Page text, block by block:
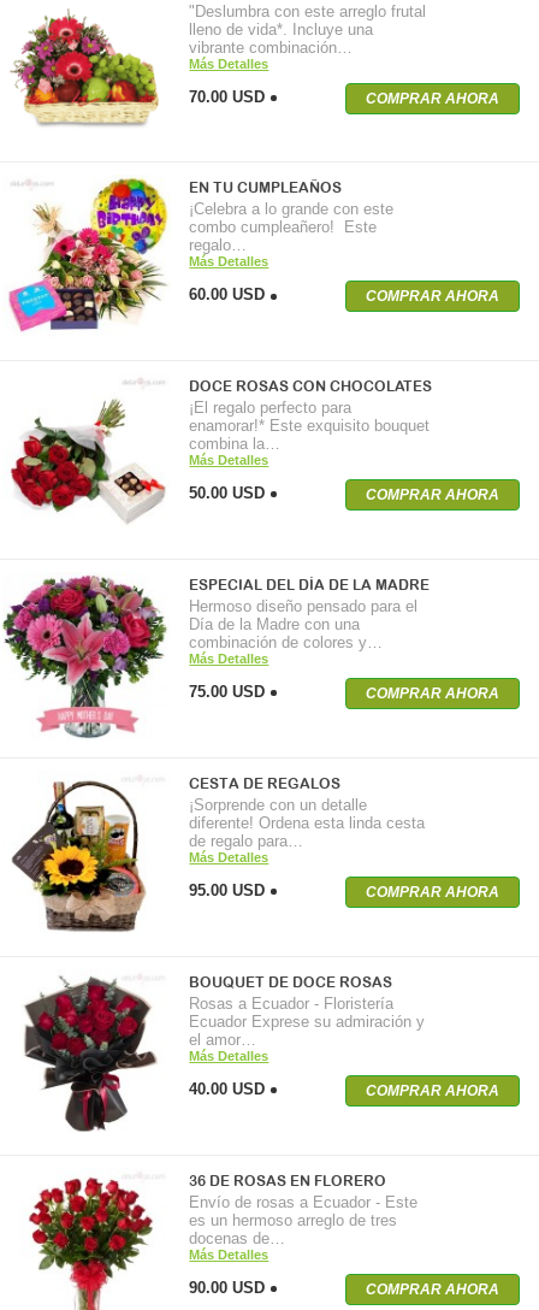
"Deslumbra con este arreglo frutal
lleno de vida*. Incluye una
vibrante combinación…
Más Detalles
70.00 USD COMPRAR AHORA
EN TU CUMPLEAÑOS
¡Celebra a lo grande con este
combo cumpleañero! Este
regalo…
Más Detalles
60.00 USD COMPRAR AHORA
DOCE ROSAS CON CHOCOLATES
¡El regalo perfecto para
enamorar!* Este exquisito bouquet
combina la…
Más Detalles
50.00 USD COMPRAR AHORA
ESPECIAL DEL DÍA DE LA MADRE
Hermoso diseño pensado para el
Día de la Madre con una
combinación de colores y…
Más Detalles
75.00 USD COMPRAR AHORA
CESTA DE REGALOS
¡Sorprende con un detalle
diferente! Ordena esta linda cesta
de regalo para…
Más Detalles
95.00 USD COMPRAR AHORA
BOUQUET DE DOCE ROSAS
Rosas a Ecuador - Floristería
Ecuador Exprese su admiración y
el amor…
Más Detalles
40.00 USD COMPRAR AHORA
36 DE ROSAS EN FLORERO
Envío de rosas a Ecuador - Este
es un hermoso arreglo de tres
docenas de…
Más Detalles
90.00 USD COMPRAR AHORA